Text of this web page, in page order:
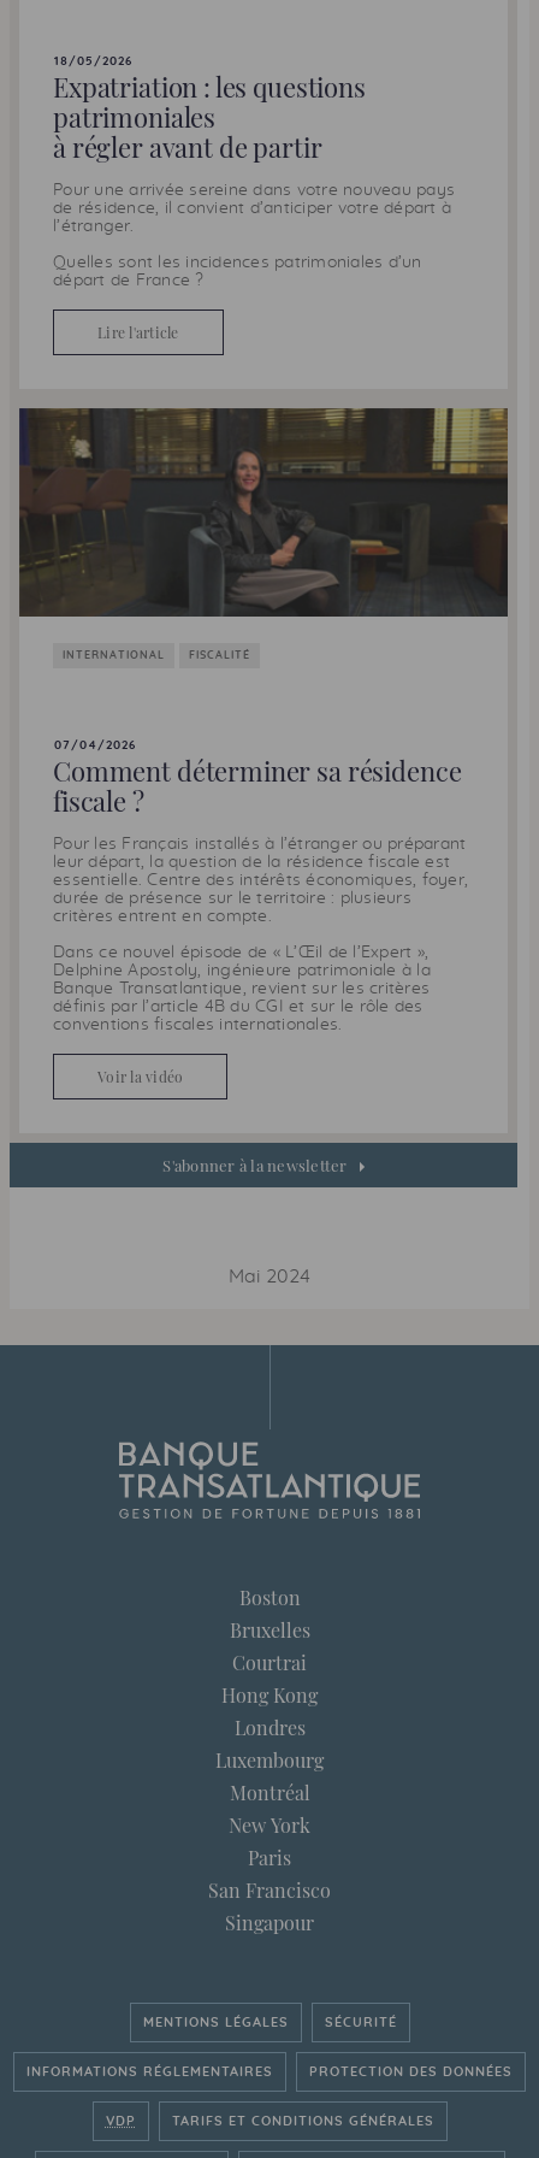
18/05/2026
Expatriation : les questions
patrimoniales
à régler avant de partir
Pour une arrivée sereine dans votre nouveau pays
de résidence, il convient d’anticiper votre départ à
l’étranger.
Quelles sont les incidences patrimoniales d’un
départ de France ?
Lire l'article
INTERNATIONAL FISCALITÉ
07/04/2026
Comment déterminer sa résidence
fiscale ?
Pour les Français installés à l’étranger ou préparant
leur départ, la question de la résidence fiscale est
essentielle. Centre des intérêts économiques, foyer,
durée de présence sur le territoire : plusieurs
critères entrent en compte.
Dans ce nouvel épisode de « L’Œil de l’Expert »,
Delphine Apostoly, ingénieure patrimoniale à la
Banque Transatlantique, revient sur les critères
définis par l’article 4B du CGI
et sur le rôle des
conventions fiscales internationales.
Voir la vidéo
S'abonner à la newsletter
Mai 2024
Boston
Bruxelles
Courtrai
Hong Kong
Londres
Luxembourg
Montréal
New York
Paris
San Francisco
Singapour
MENTIONS LÉGALES SÉCURITÉ
INFORMATIONS RÉGLEMENTAIRES PROTECTION DES DONNÉES
VDP TARIFS ET CONDITIONS GÉNÉRALES